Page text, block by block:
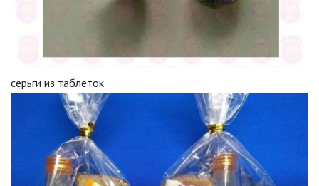
серьги из таблеток